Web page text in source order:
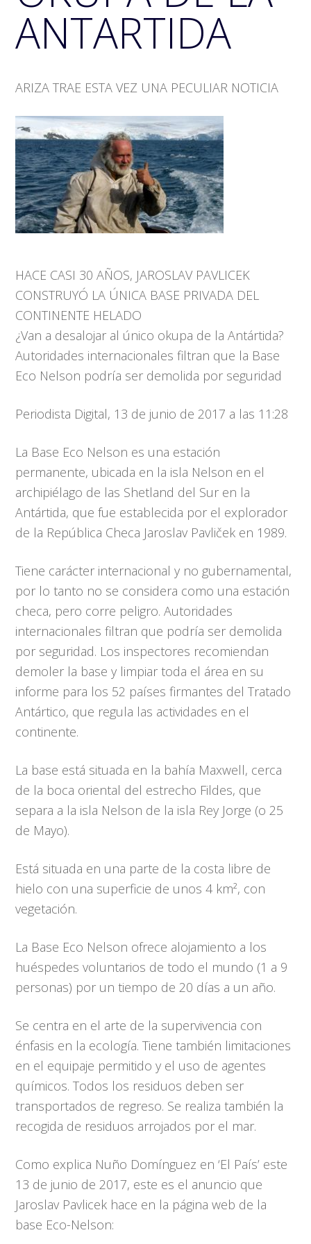
ANTARTIDA
ARIZA TRAE ESTA VEZ UNA PECULIAR NOTICIA
HACE CASI 30 AÑOS, JAROSLAV PAVLICEK
CONSTRUYÓ LA ÚNICA BASE PRIVADA DEL
CONTINENTE HELADO
¿Van a desalojar al único okupa de la Antártida?
Autoridades internacionales filtran que la Base
Eco Nelson podría ser demolida por seguridad
Periodista Digital, 13 de junio de 2017 a las 11:28
La Base Eco Nelson es una estación
permanente, ubicada en la isla Nelson en el
archipiélago de las Shetland del Sur en la
Antártida, que fue establecida por el explorador
de la República Checa Jaroslav Pavliček en 1989.
Tiene carácter internacional y no gubernamental,
por lo tanto no se considera como una estación
checa, pero corre peligro. Autoridades
internacionales filtran que podría ser demolida
por seguridad. Los inspectores recomiendan
demoler la base y limpiar toda el área en su
informe para los 52 países firmantes del Tratado
Antártico, que regula las actividades en el
continente.
La base está situada en la bahía Maxwell, cerca
de la boca oriental del estrecho Fildes, que
separa a la isla Nelson de la isla Rey Jorge (o 25
de Mayo).
Está situada en una parte de la costa libre de
hielo con una superficie de unos 4 km², con
vegetación.
La Base Eco Nelson ofrece alojamiento a los
huéspedes voluntarios de todo el mundo (1 a 9
personas) por un tiempo de 20 días a un año.
Se centra en el arte de la supervivencia con
énfasis en la ecología. Tiene también limitaciones
en el equipaje permitido y el uso de agentes
químicos. Todos los residuos deben ser
transportados de regreso. Se realiza también la
recogida de residuos arrojados por el mar.
Como explica Nuño Domínguez en ‘El País’ este
13 de junio de 2017, este es el anuncio que
Jaroslav Pavlicek hace en la página web de la
base Eco-Nelson: